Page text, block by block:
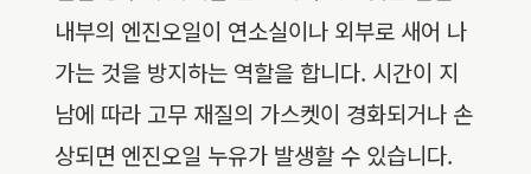
내부의 엔진오일이 연소실이나 외부로 새어 나
가는 것을 방지하는 역할을 합니다. 시간이 지
남에 따라 고무 재질의 가스켓이 경화되거나 손
상되면 엔진오일 누유가 발생할 수 있습니다.